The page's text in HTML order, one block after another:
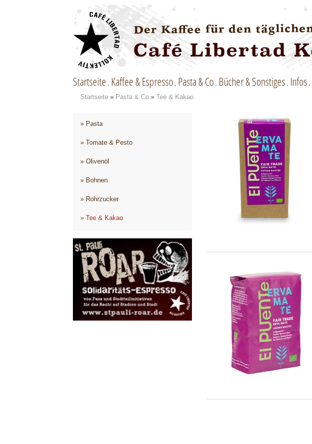
Startseite Kaffee & Espresso Pasta & Co Bücher & Sonstiges Infos
Startseite » Pasta & Co » Tee & Kakao
» Pasta
» Tomate & Pesto
» Olivenöl
» Bohnen
» Rohrzucker
» Tee & Kakao